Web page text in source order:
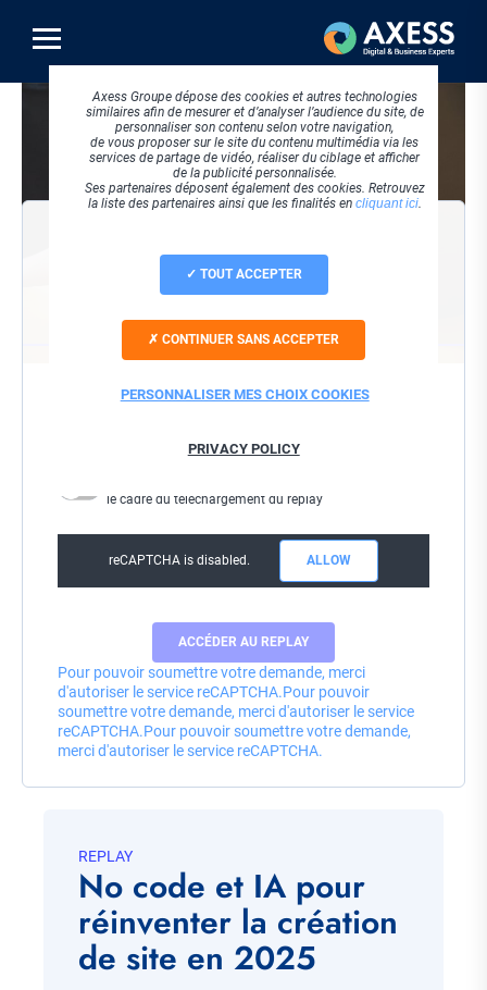
contenu
principal
REPLAY
No code et IA pour
réinventer la création
de site en 2025
Visuel
principal
Nom / Prénom
le cadre du téléchargement du replay
reCAPTCHA is disabled. ALLOW
Pour pouvoir soumettre votre demande, merci
d'autoriser le service reCAPTCHA.Pour pouvoir
soumettre votre demande, merci d'autoriser le service
reCAPTCHA.Pour pouvoir soumettre votre demande,
merci d'autoriser le service reCAPTCHA.
Axess Groupe dépose des cookies et autres technologies
similaires afin de mesurer et d’analyser l’audience du site, de
personnaliser son contenu selon votre navigation,
de vous proposer sur le site du contenu multimédia via les
services de partage de vidéo, réaliser du ciblage et afficher
de la publicité personnalisée.
Ses partenaires déposent également des cookies. Retrouvez
la liste des partenaires ainsi que les finalités en cliquant ici.
TOUT ACCEPTER
CONTINUER SANS ACCEPTER
PERSONNALISER MES CHOIX COOKIES
PRIVACY POLICY